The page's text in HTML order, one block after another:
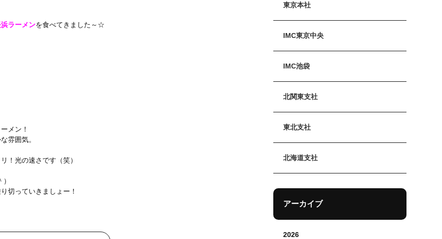
ラーメンを食べてきました～☆
メン！
雰囲気。
！光の速さです（笑）
切っていきましょー！
東京本社
IMC東京中央
IMC池袋
北関東支社
東北支社
北海道支社
アーカイブ
2026